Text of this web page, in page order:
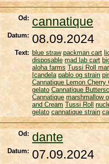
Od: cannatique
Datum: 08.09.2024
Text: blue straw packman cart
disposable mad lab cart
aloha farms Tussi Roll
Icandela pablo og strain
Cannatique Lemon Cherry
gelato Cannatique
Cannatique marshmallow
and Cream Tussi Roll
gelato cannatique strain
Od: dante
Datum: 07.09.2024